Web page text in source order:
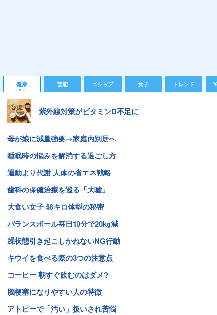
健康 芸能 ゴシップ 女子 トレンド
紫外線対策がビタミンD不足に
母が娘に減量強要→家庭内別居へ
睡眠時の悩みを解消する過ごし方
運動より代謝 人体の省エネ戦略
歯科の保健治療を巡る「大嘘」
大食い女子 46キロ体型の秘密
バランスボール毎日10分で20kg減
躁状態引き起こしかねないNG行動
キウイを食べる際の3つの注意点
コーヒー 朝すぐ飲むのはダメ?
脳梗塞になりやすい人の特徴
アトピーで「汚い」扱いされ苦悩